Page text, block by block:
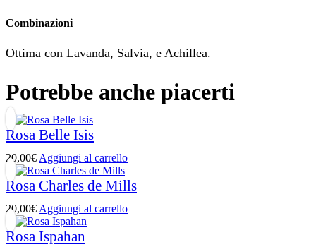
Combinazioni
Ottima con Lavanda, Salvia, e Achillea.
Potrebbe anche piacerti
Rosa Belle Isis
20,00€ Aggiungi al carrello
Rosa Charles de Mills
20,00€ Aggiungi al carrello
Rosa Ispahan